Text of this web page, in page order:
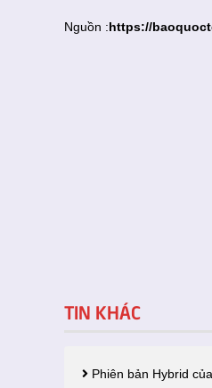
Nguồn :https://
TIN KHÁC
Phiên bản Hybrid